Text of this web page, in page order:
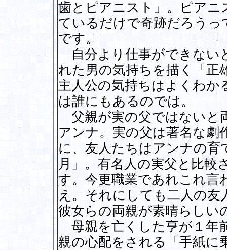
歯とピアニスト」。ピアニ
ているだけで奇跡だろう
です。
自分より仕事ができない
れた男の気持ちを描く「正
主人公の気持ちはよくわか
は誰にもあるのでは。
父親が実の父ではないと
アンナ。実の父は著名な
に、友人たちはアンナの育
月」。有名人の実父と比較
す。今更職業であれこれ
え。それにしても二人の
彼女らの両親が素晴らしい
母親を亡くした亨が１年
親の心配をされる「手紙に